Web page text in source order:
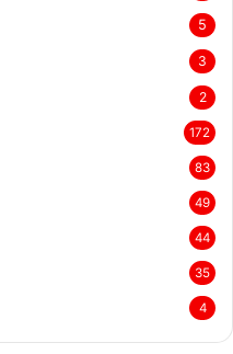
5
3
2
172
83
49
44
35
4